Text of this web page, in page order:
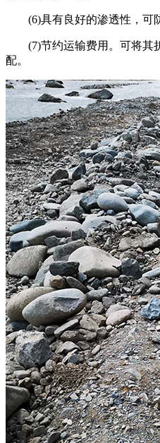
(6)具有良好的渗透性，可
(7)节约运输费用。可将其
配。